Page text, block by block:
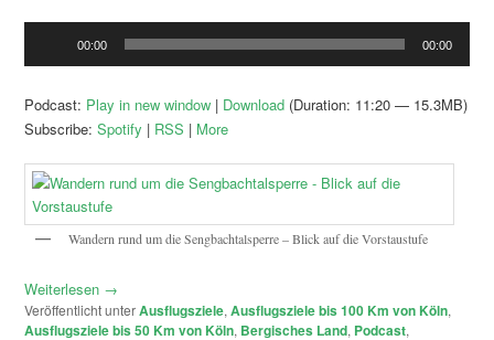
00:00 00:00
Podcast: Play in new window | Download (Duration: 11:20 — 15.3MB)
Subscribe:Spotify | RSS | More
Wandern rund um die Sengbachtalsperre – Blick auf die Vorstaustufe
Weiterlesen →
Veröffentlicht unterAusflugsziele,Ausflugsziele bis 100 Km von Köln,
Ausflugsziele bis 50 Km von Köln, Bergisches Land, Podcast,